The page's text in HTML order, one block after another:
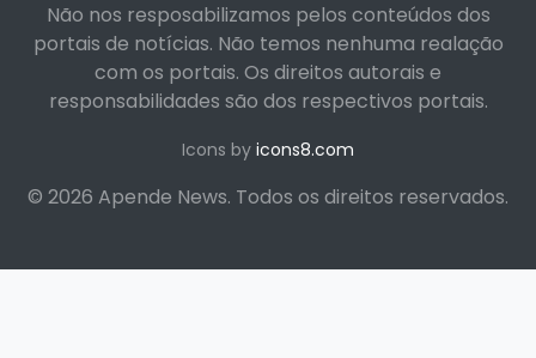
Não nos resposabilizamos pelos conteúdos dos
portais de notícias. Não temos nenhuma realação
com os portais. Os direitos autorais e
responsabilidades são dos respectivos portais.
Icons by icons8.com
© 2026 Apende News. Todos os direitos reservados.